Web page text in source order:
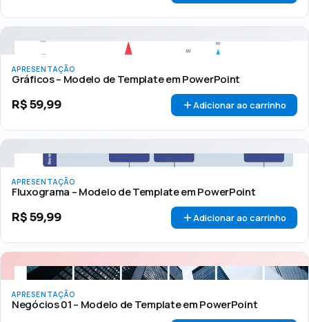
APRESENTAÇÃO
Gráficos – Modelo de Template em PowerPoint
R$59,99 Adicionar ao carrinho
APRESENTAÇÃO
Fluxograma – Modelo de Template em PowerPoint
R$59,99 Adicionar ao carrinho
APRESENTAÇÃO
Negócios 01 – Modelo de Template em PowerPoint